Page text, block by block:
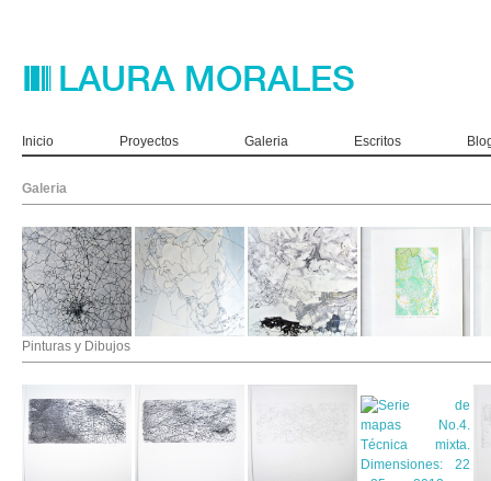
Inicio Proyectos Galeria Escritos
Galeria
Pinturas y Dibujos